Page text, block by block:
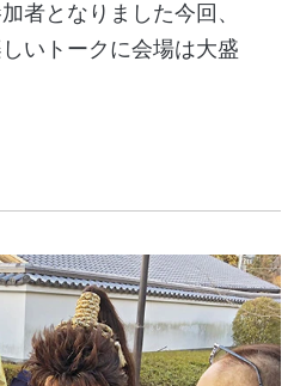
者となりました今回、
いトークに会場は大盛